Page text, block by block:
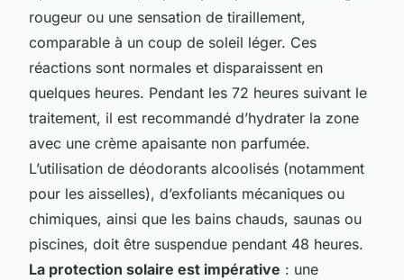
rougeur ou une sensation de tiraillement,
comparable à un coup de soleil léger. Ces
réactions sont normales et disparaissent en
quelques heures. Pendant les 72 heures suivant le
traitement, il est recommandé d’hydrater la zone
avec une crème apaisante non parfumée.
L’utilisation de déodorants alcoolisés (notamment
pour les aisselles), d’exfoliants mécaniques ou
chimiques, ainsi que les bains chauds, saunas ou
piscines, doit être suspendue pendant 48 heures.
La protection solaire est impérative : une